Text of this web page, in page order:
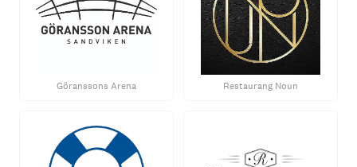
Göranssons Arena Restaurang Noun